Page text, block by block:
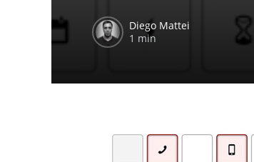
Diego Mattei
1 min